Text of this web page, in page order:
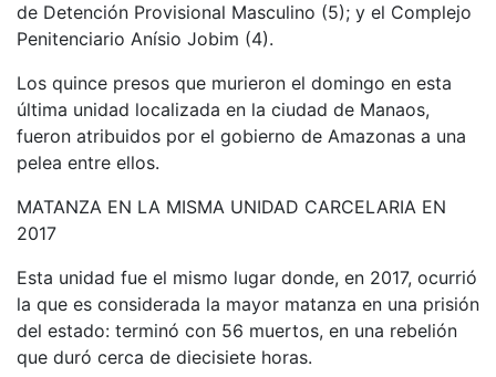
de Detención Provisional Masculino (5); y el Complejo
Penitenciario Anísio Jobim (4).
Los quince presos que murieron el domingo en esta
última unidad localizada en la ciudad de Manaos,
fueron atribuidos por el gobierno de Amazonas a una
pelea entre ellos.
MATANZA EN LA MISMA UNIDAD CARCELARIA EN
2017
Esta unidad fue el mismo lugar donde, en 2017, ocurrió
la que es considerada la mayor matanza en una prisión
del estado: terminó con 56 muertos, en una rebelión
que duró cerca de diecisiete horas.